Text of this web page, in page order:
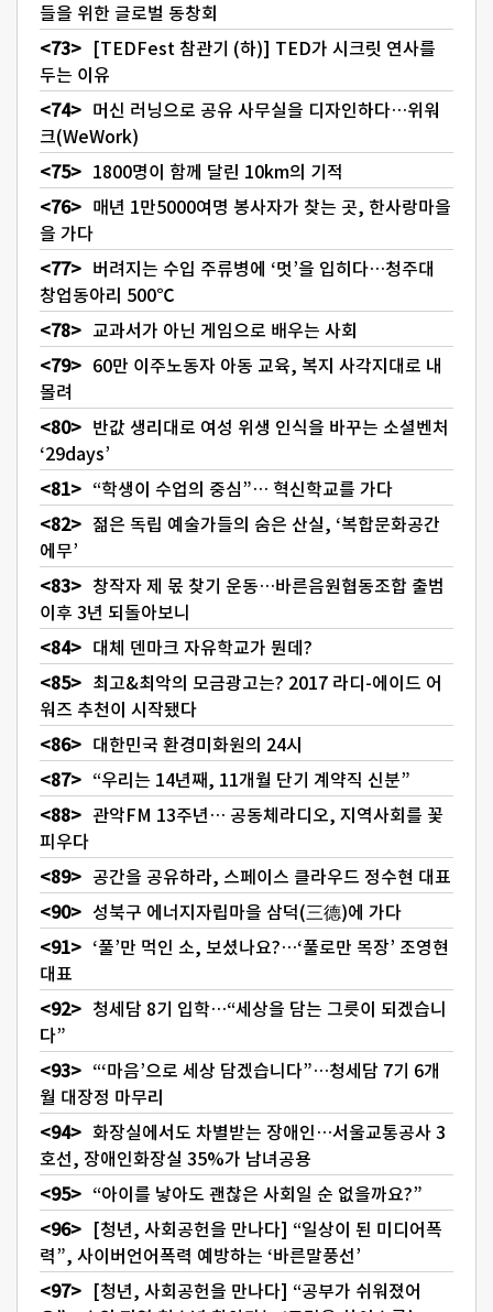
들을 위한 글로벌 동창회
[TEDFest 참관기 (하)] TED가 시크릿 연사를
두는 이유
머신 러닝으로 공유 사무실을 디자인하다…위워
크(WeWork)
1800명이 함께 달린 10km의 기적
매년 1만5000여명 봉사자가 찾는 곳, 한사랑마을
을 가다
버려지는 수입 주류병에 ‘멋’을 입히다…청주대
창업동아리 500℃
교과서가 아닌 게임으로 배우는 사회
60만 이주노동자 아동 교육, 복지 사각지대로 내
몰려
반값 생리대로 여성 위생 인식을 바꾸는 소셜벤처
‘29days’
“학생이 수업의 중심”… 혁신학교를 가다
젊은 독립 예술가들의 숨은 산실, ‘복합문화공간
에무’
창작자 제 몫 찾기 운동…바른음원협동조합 출범
이후 3년 되돌아보니
대체 덴마크 자유학교가 뭔데?
최고&최악의 모금광고는? 2017 라디-에이드 어
워즈 추천이 시작됐다
대한민국 환경미화원의 24시
“우리는 14년째, 11개월 단기 계약직 신분”
관악FM 13주년… 공동체라디오, 지역사회를 꽃
피우다
공간을 공유하라, 스페이스 클라우드 정수현 대표
성북구 에너지자립마을 삼덕(三德)에 가다
‘풀’만 먹인 소, 보셨나요?…‘풀로만 목장’ 조영현
대표
청세담 8기 입학…“세상을 담는 그릇이 되겠습니
다”
“‘마음’으로 세상 담겠습니다”…청세담 7기 6개
월 대장정 마무리
화장실에서도 차별받는 장애인…서울교통공사 3
호선, 장애인화장실 35%가 남녀공용
“아이를 낳아도 괜찮은 사회일 순 없을까요?”
[청년, 사회공헌을 만나다] “일상이 된 미디어폭
력”, 사이버언어폭력 예방하는 ‘바른말풍선’
[청년, 사회공헌을 만나다] “공부가 쉬워졌어